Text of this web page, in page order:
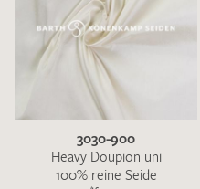
3030-900
Heavy Doupion uni
100% reine Seide